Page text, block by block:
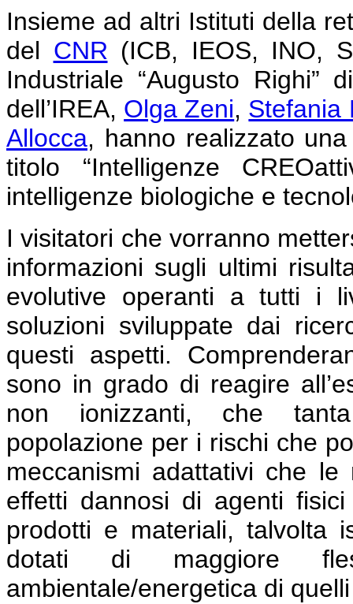
Insieme ad altri Istituti della
del CNR (ICB, IEOS, INO,
Industriale “Augusto Righi”
dell’IREA, Olga Zeni, Stefania
Allocca, hanno realizzato
titolo “Intelligenze
intelligenze biologiche e
I visitatori che vorranno
informazioni sugli ultimi
evolutive operanti a tutti i
soluzioni sviluppate dai
questi aspetti.
sono in grado di reagire
non ionizzanti, che
popolazione per i rischi che
meccanismi adattativi che
effetti dannosi di agenti
prodotti e materiali, talvolta
dotati di maggiore
ambientale/energetica di